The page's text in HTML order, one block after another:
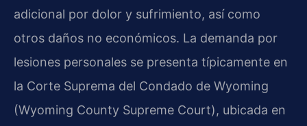
adicional por dolor y sufrimiento, así como
otros daños no económicos. La demanda por
lesiones personales se presenta típicamente en
la Corte Suprema del Condado de Wyoming
(Wyoming County Supreme Court), ubicada en